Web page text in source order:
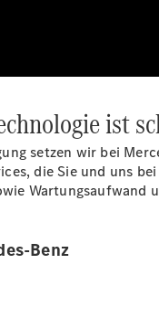
ist
setzen wir bei
die Sie und uns
Benz